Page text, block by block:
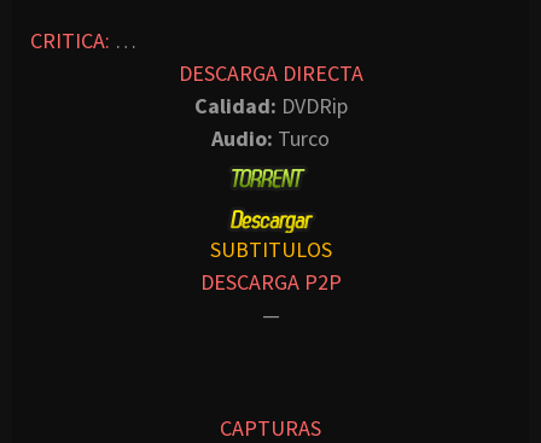
CRITICA: …
DESCARGA DIRECTA
Calidad: DVDRip
Audio: Turco
SUBTITULOS
DESCARGA P2P
—
CAPTURAS